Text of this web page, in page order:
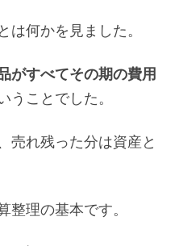
何かを見ました。
がすべてその期の費用
うことでした。
売れ残った分は資産と
整理の基本です。